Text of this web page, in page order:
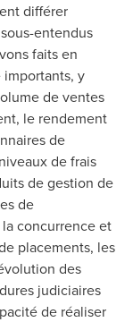
différer
entendus
faits en
y
de ventes
le rendement
de
de frais
de gestion de
de
concurrence et
placements, les
des
judiciaires
de réaliser